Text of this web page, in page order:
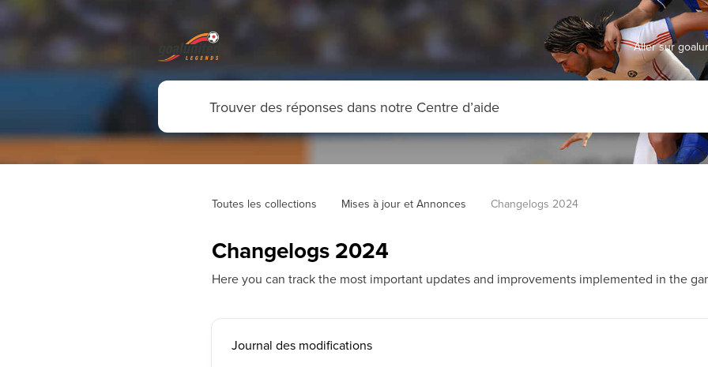
Aller sur
Toutes les collections Mises à jour et Annonces Changelogs 2024
Changelogs 2024
Here you can track the most important updates and improvements implemented in the
Journal des modifications